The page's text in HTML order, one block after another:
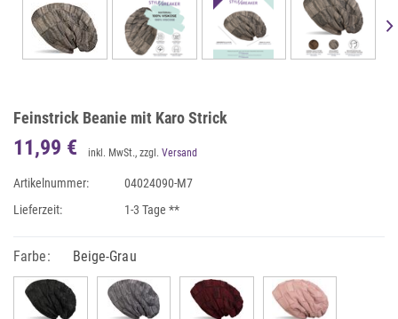
Feinstrick Beanie mit Karo Strick
11,99 € inkl. MwSt., zzgl. Versand
Artikelnummer:
04024090-M7
Lieferzeit:
1-3 Tage **
Farbe: Beige-Grau